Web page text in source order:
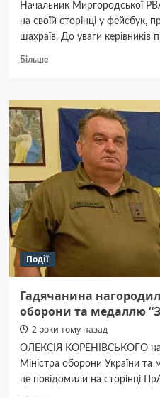
Начальник Миргородської
на своїй сторінці у фейсбук,
шахраїв. До уваги керівників
БільшеДокладніше
представляються
керівниками
Миргородської
РВА
Події
Гадячанина
оборони та медаллю
2 роки тому назад
ОЛЕКСІЯ КОРЕНІВСЬКОГО
Міністра оборони України
це повідомили на сторінці